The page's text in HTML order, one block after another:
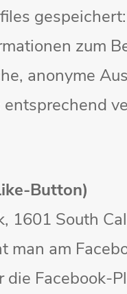
zum
anonyme
Button)
1601 South
man am
die Facebook-